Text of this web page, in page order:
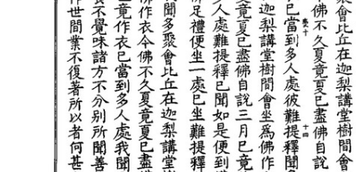
Powered by Publitas